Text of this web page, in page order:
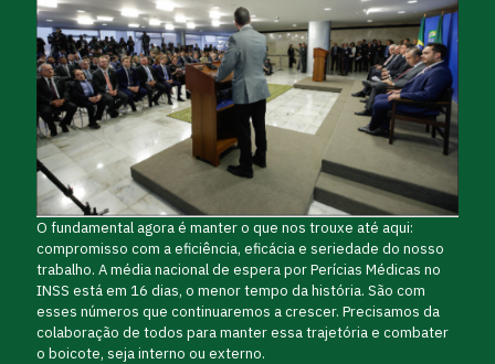
O fundamental agora é manter o que nos trouxe até aqui:
compromisso com a eficiência, eficácia e seriedade do nosso
trabalho. A média nacional de espera por Perícias Médicas no
INSS está em 16 dias, o menor tempo da história. São com
esses números que continuaremos a crescer. Precisamos da
colaboração de todos para manter essa trajetória e combater
o boicote, seja interno ou externo.